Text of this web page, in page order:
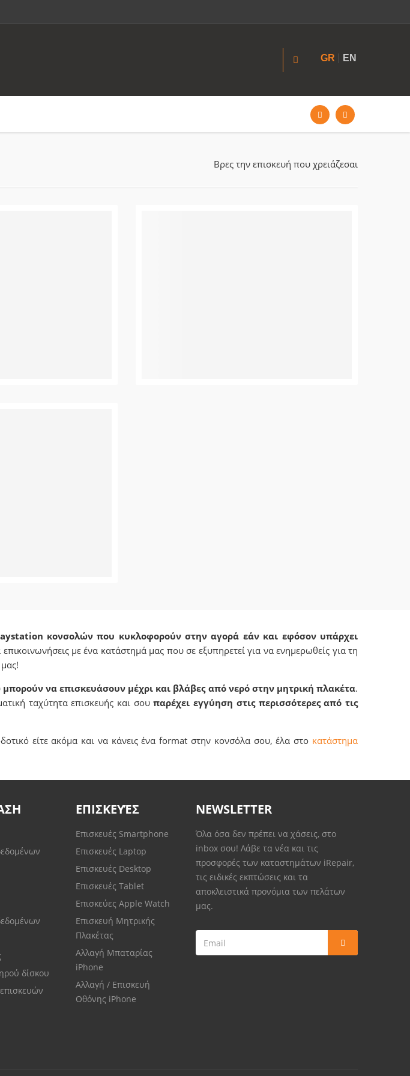
GR EN
Βρες την επισκευή που χρειάζεσαι
κονσολών που κυκλοφορούν στην αγορά εάν και εφόσον υπάρχει
με ένα κατάστημά μας που σε εξυπηρετεί για να ενημερωθείς για τη
μπορούν να επισκευάσουν μέχρι και βλάβες από νερό στην μητρική πλακέτα.
ταχύτητα επισκευής και σουπαρέχει εγγύηση στις περισσότερες από τις
είτε ακόμα και να κάνεις ένα format στην κονσόλα σου, έλα στο κατάστημα
δίσκου
ΕΠΙΣΚΕΥΈΣ
Επισκευές Smartphone
Επισκευές Laptop
Επισκευές Desktop
Επισκευές Tablet
Επισκεύες Apple Watch
Επισκευή Μητρικής
Πλακέτας
Αλλαγή Μπαταρίας
iPhone
Αλλαγή / Επισκευή
Οθόνης iPhone
NEWSLETTER
Όλα όσα δεν πρέπει να χάσεις, στο
inbox σου! Λάβε τα νέα και τις
προσφορές των καταστημάτων iRepair,
τις ειδικές εκπτώσεις και τα
αποκλειστικά προνόμια των πελάτων
μας.